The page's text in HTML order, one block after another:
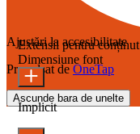
Ajustări la accesibilitate
Propulsat de OneTap
Ascunde bara de unelte
Extensii pentru conținut
Dimensiune font
Implicit